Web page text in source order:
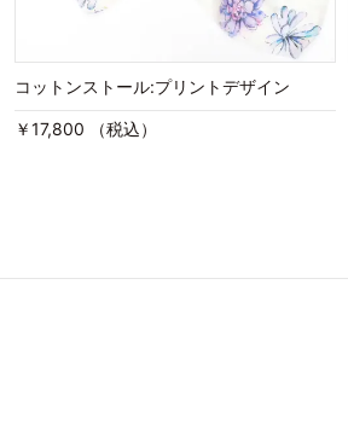
コットンストール:プリントデザイン
￥17,800 （税込）